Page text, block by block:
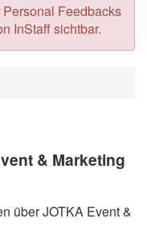
Feedbacks
InStaff sichtbar.
& Marketing
über JOTKA Event &